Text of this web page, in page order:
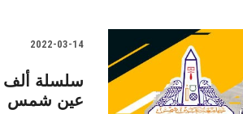
2022-03-14
سلسلة ألف
عين شمس